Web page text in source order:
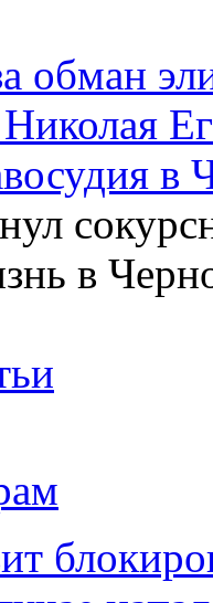
обман
в
в